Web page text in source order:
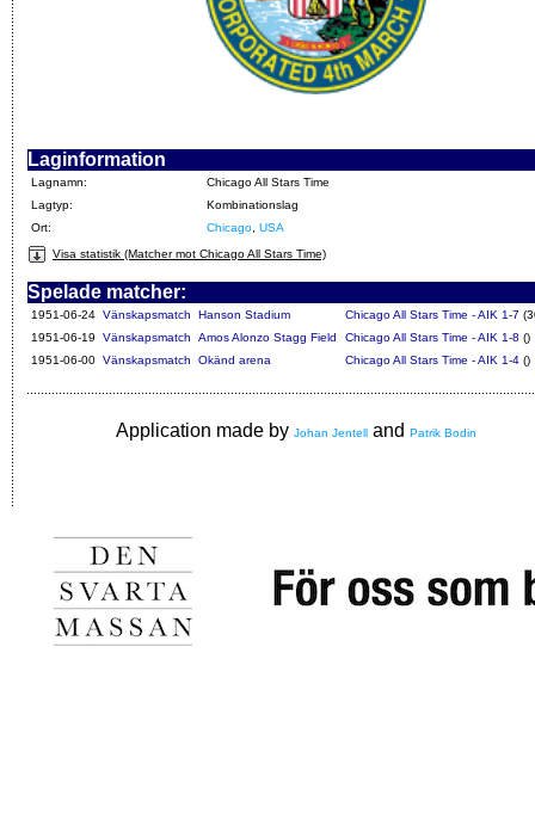
Laginformation
Lagnamn:
Chicago All Stars Time
Lagtyp:
Kombinationslag
Ort:
Chicago, USA
Visa statistik (Matcher mot Chicago All Stars Time)
Spelade matcher:
1951-06-24 Vänskapsmatch Hanson Stadium Chicago All Stars Time - AIK 1-7
1951-06-19
Vänskapsmatch Amos Alonzo Stagg Field Chicago All Stars Time - AIK 1-8 ()
1951-06-00 Vänskapsmatch Okänd arena Chicago All Stars Time - AIK 1-4 ()
Application made by Johan Jentell and Patrik Bodin